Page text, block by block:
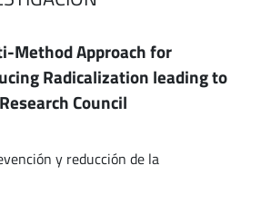
Method Approach for
Radicalization leading to
Council
y reducción de la